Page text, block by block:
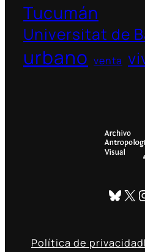
Tucumán
Universitat de
urbano venta
X
Política de privacidad